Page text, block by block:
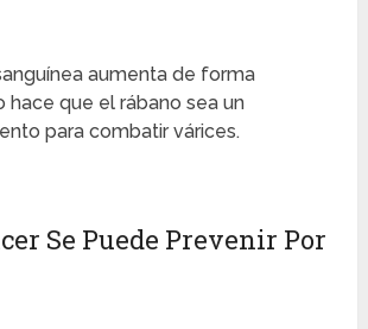
aumenta de forma
hace que el rábano sea un
para combatir várices.
Se Puede Prevenir Por